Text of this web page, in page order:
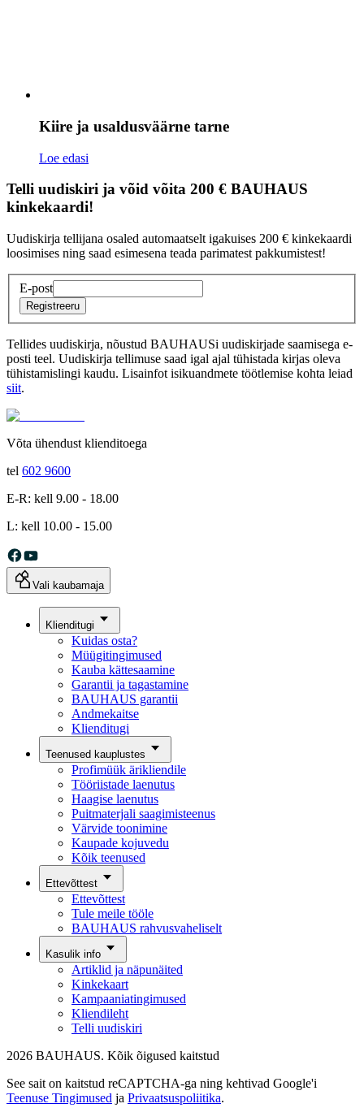
Kiire ja usaldusväärne tarne
Loe edasi
Telli uudiskiri ja võid võita 200 € BAUHAUS
kinkekaardi!
Uudiskirja tellijana osaled automaatselt igakuises 200 € kinkekaardi
loosimises ning saad esimesena teada parimatest pakkumistest!
E-post
Registreeru
Tellides uudiskirja, nõustud BAUHAUSi uudiskirjade saamisega e-
posti teel. Uudiskirja tellimuse saad igal ajal tühistada kirjas oleva
tühistamislingi kaudu. Lisainfot isikuandmete töötlemise kohta leiad
siit.
Võta ühendust klienditoega
tel 602 9600
E-R: kell 9.00 - 18.00
L: kell 10.00 - 15.00
Vali kaubamaja
Klienditugi
Kuidas osta?
Müügitingimused
Kauba kättesaamine
Garantii ja tagastamine
BAUHAUS garantii
Andmekaitse
Klienditugi
Teenused kauplustes
Profimüük ärikliendile
Tööriistade laenutus
Haagise laenutus
Puitmaterjali saagimisteenus
Värvide toonimine
Kaupade kojuvedu
Kõik teenused
Ettevõttest
Ettevõttest
Tule meile tööle
BAUHAUS rahvusvaheliselt
Kasulik info
Artiklid ja näpunäited
Kinkekaart
Kampaaniatingimused
Kliendileht
Telli uudiskiri
2026 BAUHAUS. Kõik õigused kaitstud
See sait on kaitstud reCAPTCHA-ga ning kehtivad Google'i
Teenuse Tingimused ja Privaatsuspoliitika.